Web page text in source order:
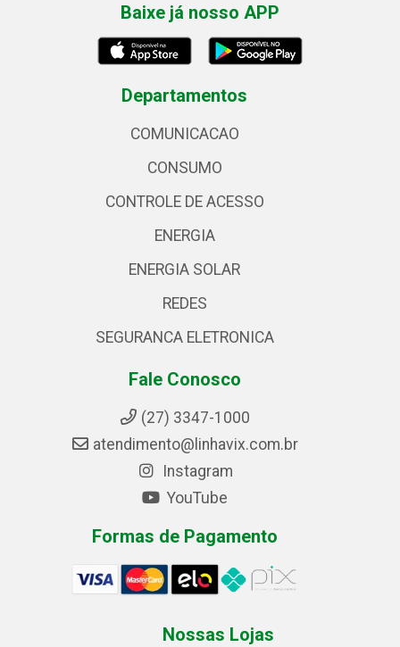
Baixe já nosso APP
Departamentos
COMUNICACAO
CONSUMO
CONTROLE DE ACESSO
ENERGIA
ENERGIA SOLAR
REDES
SEGURANCA ELETRONICA
Fale Conosco
(27) 3347-1000
atendimento@linhavix.com.br
Instagram
YouTube
Formas de Pagamento
Nossas Lojas